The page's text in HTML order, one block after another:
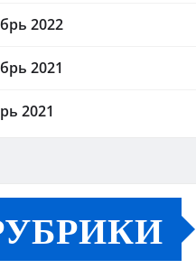
2022
2021
2021